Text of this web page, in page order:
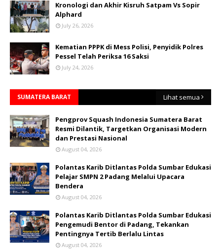
Kronologi dan Akhir Kisruh Satpam Vs Sopir
Alphard
July 26, 2026
Kematian PPPK di Mess Polisi, Penyidik Polres
Pessel Telah Periksa 16 Saksi
July 24, 2026
SUMATERA BARAT Lihat semua
Pengprov Squash Indonesia Sumatera Barat
Resmi Dilantik, Targetkan Organisasi Modern
dan Prestasi Nasional
August 04, 2026
Polantas Karib Ditlantas Polda Sumbar Edukasi
Pelajar SMPN 2 Padang Melalui Upacara
Bendera
August 04, 2026
Polantas Karib Ditlantas Polda Sumbar Edukasi
Pengemudi Bentor di Padang, Tekankan
Pentingnya Tertib Berlalu Lintas
August 04, 2026